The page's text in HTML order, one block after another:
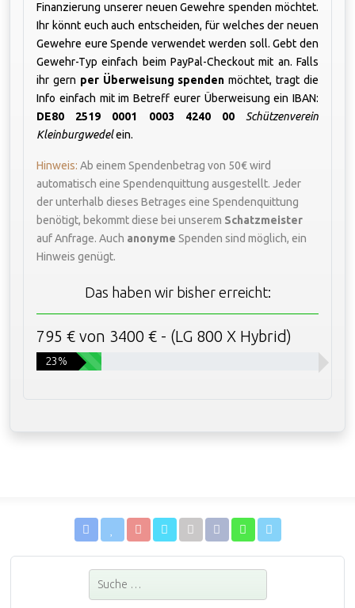
Finanzierung unserer neuen Gewehre spenden möchtet.
Ihr könnt euch auch entscheiden, für welches der neuen
Gewehre eure Spende verwendet werden soll. Gebt den
Gewehr-Typ einfach beim PayPal-Checkout mit an. Falls
ihr gern per Überweisung spenden möchtet, tragt die
Info einfach mit im Betreff eurer Überweisung ein IBAN:
DE80 2519 0001 0003 4240 00Schützenverein
Kleinburgwedelein.
Hinweis: Ab einem Spendenbetrag von 50€ wird
automatisch eine Spendenquittung ausgestellt. Jeder
der unterhalb dieses Betrages eine Spendenquittung
benötigt, bekommt diese bei unserem Schatzmeister
auf Anfrage. Auch anonyme Spenden sind möglich, ein
Hinweis genügt.
Das haben wir bisher erreicht:
795 € von 3400 € - (LG 800 X Hybrid)
23%
Suchen